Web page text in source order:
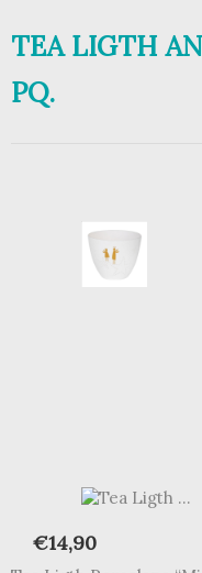
TEA LIGTH
PQ.
€14,90